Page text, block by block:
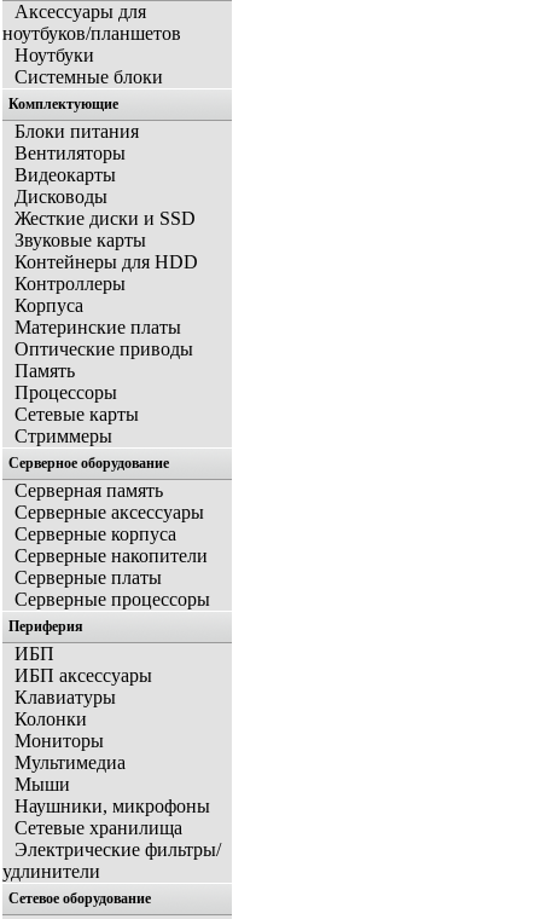
Аксессуары для
ноутбуков/планшетов
Ноутбуки
Системные блоки
Комплектующие
Блоки питания
Вентиляторы
Видеокарты
Дисководы
Жесткие диски и SSD
Звуковые карты
Контейнеры для HDD
Контроллеры
Корпуса
Материнские платы
Оптические приводы
Память
Процессоры
Сетевые карты
Стриммеры
Серверное оборудование
Серверная память
Серверные аксессуары
Серверные корпуса
Серверные накопители
Серверные платы
Серверные процессоры
Периферия
ИБП
ИБП аксессуары
Клавиатуры
Колонки
Мониторы
Мультимедиа
Мыши
Наушники, микрофоны
Сетевые хранилища
Электрические фильтры/
удлинители
Сетевое оборудование